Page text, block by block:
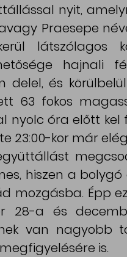
nyit,
Praesepe
látszólagos
hajnali
és
63 fokos
nyolc óra előtt kel
23:00-kor már
hiszen a
mozgásba. Épp
28-a és
van nagyobb
is.